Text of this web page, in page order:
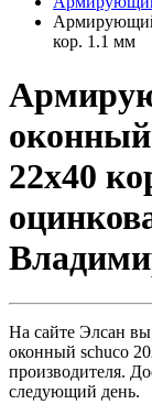
кор. 1.1 мм
22х40
На сайте Элсан
оконный schuco
производителя.
следующий день.